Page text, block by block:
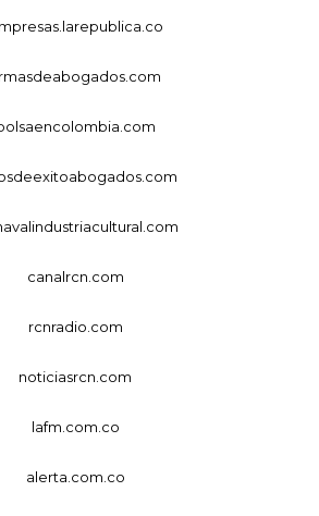
canalrcn.com
rcnradio.com
noticiasrcn.com
lafm.com.co
alerta.com.co